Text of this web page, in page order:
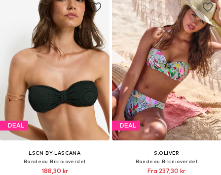
DEAL
LSCN BY LASCANA
Bandeau Bikinioverdel
188,30 kr
DEAL
S.OLIVER
Bandeau Bikinioverdel
Fra 237,30 kr